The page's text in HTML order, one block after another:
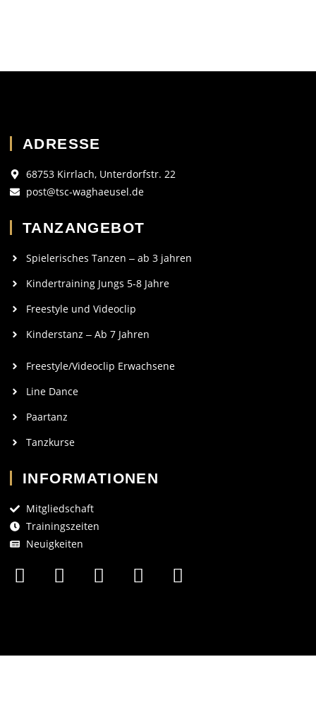
ADRESSE
68753 Kirrlach, Unterdorfstr. 22
post@tsc-waghaeusel.de
TANZANGEBOT
Spielerisches Tanzen ‒ ab 3 jahren
Kindertraining Jungs 5-8 Jahre
Freestyle und Videoclip
Kinderstanz ‒ Ab 7 Jahren
Freestyle/Videoclip Erwachsene
Line Dance
Paartanz
Tanzkurse
INFORMATIONEN
Mitgliedschaft
Trainingszeiten
Neuigkeiten